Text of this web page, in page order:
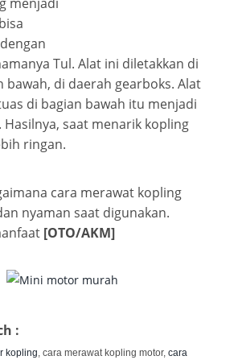
Tul. Alat ini diletakkan di
bawah, di daerah gearboks. Alat
di bagian bawah itu menjadi
Hasilnya, saat menarik kopling
ringan.
cara merawat kopling
nyaman saat digunakan.
[OTO/AKM]
:
kopling, cara merawat kopling motor, cara